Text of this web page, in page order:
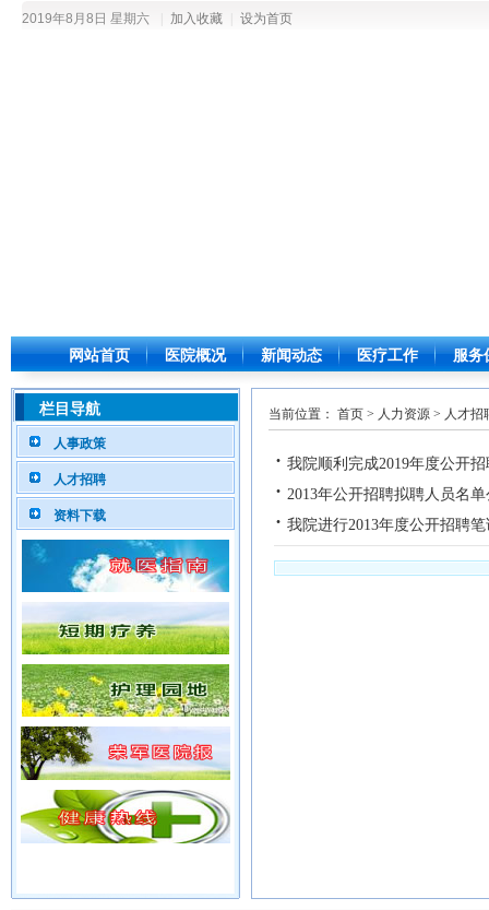
2019年8月8日 星期六 加入收藏 设为首页
网站首页 医院概况 新闻动态 医疗工作 服务
栏目导航
人事政策
人才招聘
资料下载
当前位置： 首页 > 人力资源 > 人才招
· 我院顺利完成2019年度公开
· 2013年公开招聘拟聘人员名
· 我院进行2013年度公开招聘笔